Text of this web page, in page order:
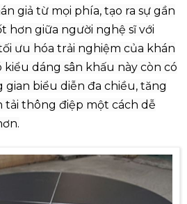
giả từ mọi phía, tạo ra sự gần
hơn giữa người nghệ sĩ với
ưu hóa trải nghiệm của khán
kiểu dáng sân khấu này còn có
gian biểu diễn đa chiều, tăng
tải thông điệp một cách dễ